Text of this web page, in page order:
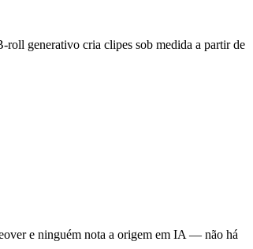
generativo cria clipes sob medida a partir de
e ninguém nota a origem em IA — não há